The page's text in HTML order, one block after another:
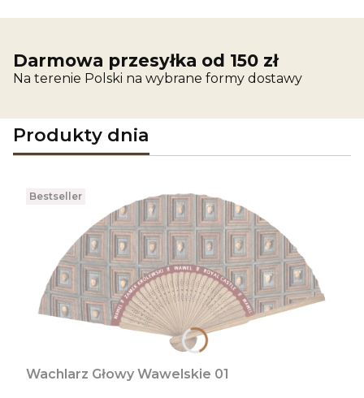
Darmowa przesyłka od 150 zł
Na terenie Polski na wybrane formy dostawy
Produkty dnia
Bestseller
Wachlarz Głowy Wawelskie 01